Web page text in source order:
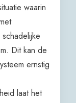
waarin
Dit kan de
ernstig
laat het